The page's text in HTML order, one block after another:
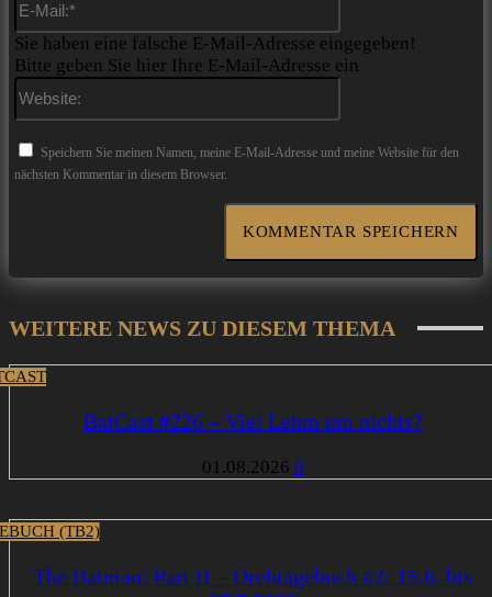
Sie haben eine falsche E-Mail-Adresse eingegeben!
Bitte geben Sie hier Ihre E-Mail-Adresse ein
Speichern Sie meinen Namen, meine E-Mail-Adresse und meine Website für den
nächsten Kommentar in diesem Browser.
WEITERE NEWS ZU DIESEM THEMA
BatCast #226 – Viel Lehm um nichts?
01.08.2026 0
(TB2)
The Batman: Part II – Drehtagebuch #2: 15.6. bis